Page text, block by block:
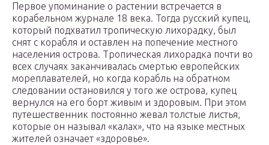
Первое упоминание о растении встречается в
корабельном журнале 18 века. Тогда русский купец,
который подхватил тропическую лихорадку, был
снят с корабля и оставлен на попечение местного
населения острова. Тропическая лихорадка почти во
всех случаях заканчивалась смертью европейских
мореплавателей, но когда корабль на обратном
следовании остановился у того же острова, купец
вернулся на его борт живым и здоровым. При этом
путешественник постоянно жевал толстые листья,
которые он называл «калах», что на языке местных
жителей означает «здоровье».